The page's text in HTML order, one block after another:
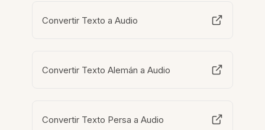
Convertir Texto a Audio
Convertir Texto Alemán a Audio
Convertir Texto Persa a Audio